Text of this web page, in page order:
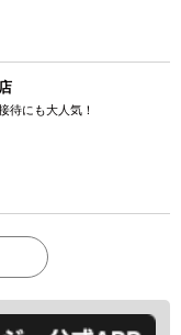
待にも大人気！